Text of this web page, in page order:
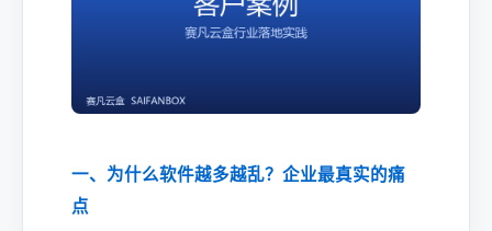
一、为什么软件越多越乱？企业最真实的痛
点